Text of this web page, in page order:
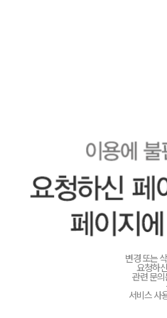
변경 또는
요청하
관련 문
서비스 사